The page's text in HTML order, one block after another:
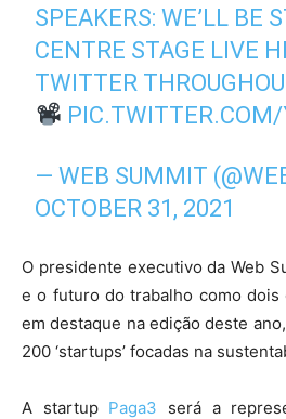
SPEAKERS: WE’LL BE
CENTRE STAGE LIVE
TWITTER
— WEB SUMMIT
OCTOBER 31, 2021
O presidente executivo da Web
e o futuro do trabalho como dois
em destaque na edição deste
200 ‘startups’ focadas na
A startup Paga3 será a